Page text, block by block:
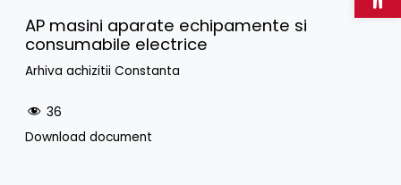
AP masini aparate echipamente si
consumabile electrice
Arhiva achizitii Constanta
36
Download document